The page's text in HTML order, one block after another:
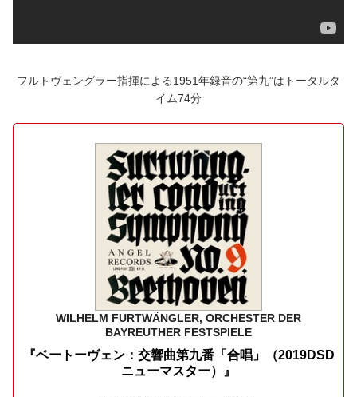
フルトヴェングラー指揮による1951年録音の“第九”はトータルタ
イム74分
WILHELM FURTWÄNGLER, ORCHESTER DER
BAYREUTHER FESTSPIELE
『ベートーヴェン：交響曲第九番「合唱」（2019DSD
ニューマスター）』